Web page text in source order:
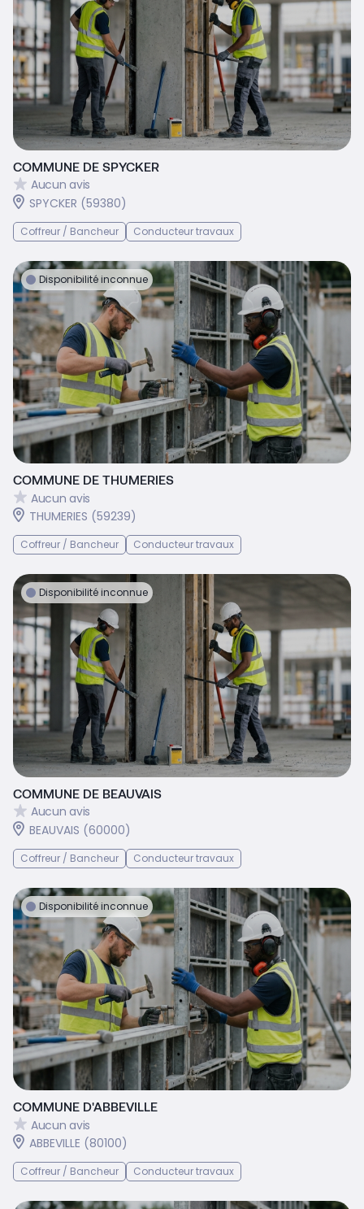
COMMUNE DE SPYCKER
Aucun avis
SPYCKER (59380)
Coffreur / Bancheur Conducteur travaux
Disponibilité inconnue
COMMUNE DE THUMERIES
Aucun avis
THUMERIES (59239)
Coffreur / Bancheur Conducteur travaux
Disponibilité inconnue
COMMUNE DE BEAUVAIS
Aucun avis
BEAUVAIS (60000)
Coffreur / Bancheur Conducteur travaux
Disponibilité inconnue
COMMUNE D'ABBEVILLE
Aucun avis
ABBEVILLE (80100)
Coffreur / Bancheur Conducteur travaux